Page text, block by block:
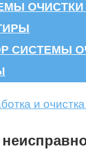
СИСТЕМЫ
и